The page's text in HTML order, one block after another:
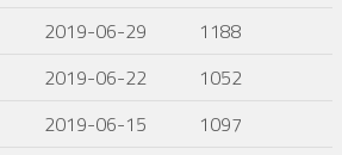
2019-06-29 1188
2019-06-22 1052
2019-06-15 1097